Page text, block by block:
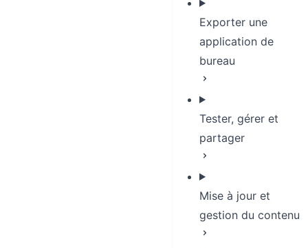
Exporter une
application de
bureau
Tester, gérer et
partager
Mise à jour et
gestion du contenu